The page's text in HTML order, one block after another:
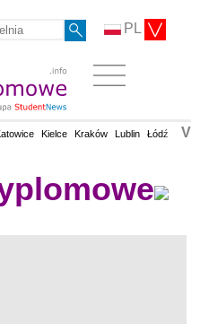
PL
Kielce Kraków Lublin Łódź V